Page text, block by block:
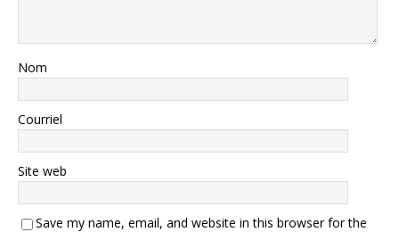
Nom
Courriel
Site web
Save my name, email, and website in this browser for the